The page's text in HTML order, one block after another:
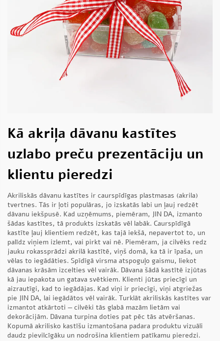
Kā akriļa dāvanu kastītes
uzlabo preču prezentāciju un
klientu pieredzi
Akriliskās dāvanu kastītes ir caurspīdīgas plastmasas (akrila)
tvertnes. Tās ir ļoti populāras, jo izskatās labi un ļauj redzēt
dāvanu iekšpusē. Kad uzņēmums, piemēram, JIN DA, izmanto
šādas kastītes, tā produkts izskatās vēl labāk. Caurspīdīgā
kastīte ļauj klientiem redzēt, kas tajā iekšā, nepavertot to, un
palīdz viņiem izlemt, vai pirkt vai nē. Piemēram, ja cilvēks redz
jauku rokassprādzi akrilā kastītē, viņš domā, ka tā ir īpaša, un
vēlas to iegādāties. Spīdīgā virsma atspoguļo gaismu, liekot
dāvanas krāsām izcelties vēl vairāk. Dāvana šādā kastītē izjūtas
kā jau iepakota un gatava svētkiem. Klienti jūtas priecīgi un
aizrautīgi, kad to iegādājas. Kad viņi ir priecīgi, viņi atgriežas
pie JIN DA, lai iegādātos vēl vairāk. Turklāt akriliskās kastītes var
izmantot atkārtoti — cilvēki tās glabā mazām lietām vai
dekorācijām. Dāvana turpina doties pat pēc tās atvēršanas.
Kopumā akrilisko kastīšu izmantošana padara produktu vizuāli
daudz pievilcīgāku un nodrošina klientiem patīkamu pieredzi.